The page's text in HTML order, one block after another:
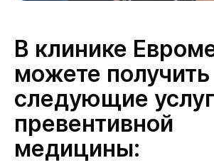
В клинике
можете получить
следующие
превентивной
медицины: